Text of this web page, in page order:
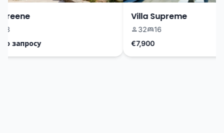
запросу
Villa Supreme
32
16
€7,900